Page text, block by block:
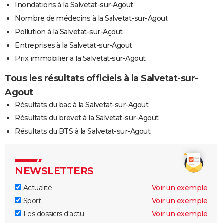
Inondations à la Salvetat-sur-Agout
Nombre de médecins à la Salvetat-sur-Agout
Pollution à la Salvetat-sur-Agout
Entreprises à la Salvetat-sur-Agout
Prix immobilier à la Salvetat-sur-Agout
Tous les résultats officiels à la Salvetat-sur-
Agout
Résultats du bac à la Salvetat-sur-Agout
Résultats du brevet à la Salvetat-sur-Agout
Résultats du BTS à la Salvetat-sur-Agout
NEWSLETTERS
Actualité
Voir un exemple
Sport
Voir un exemple
Les dossiers d'actu
Voir un exemple